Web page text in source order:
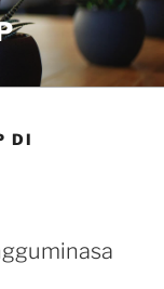
DI